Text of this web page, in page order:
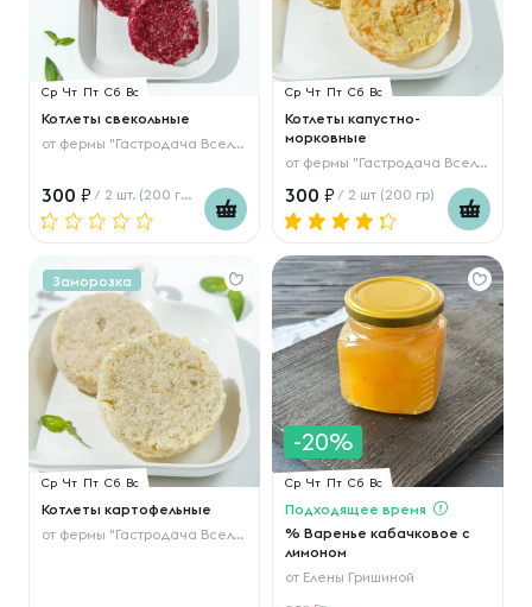
Ср Чт Пт Сб Вс
Котлеты свекольные
от фермы "Гастродача Вселуг"
300 / 2 шт. (200 гр.)
Ср Чт Пт Сб Вс
Котлеты капустно-
морковные
от фермы "Гастродача Вселуг"
300 / 2 шт (200 гр)
Заморозка
Ср Чт Пт Сб Вс
Котлеты картофельные
от фермы "Гастродача Вселуг"
-20%
Ср Чт Пт Сб Вс
Подходящее время
% Варенье кабачковое с
лимоном
от Елены Гришиной